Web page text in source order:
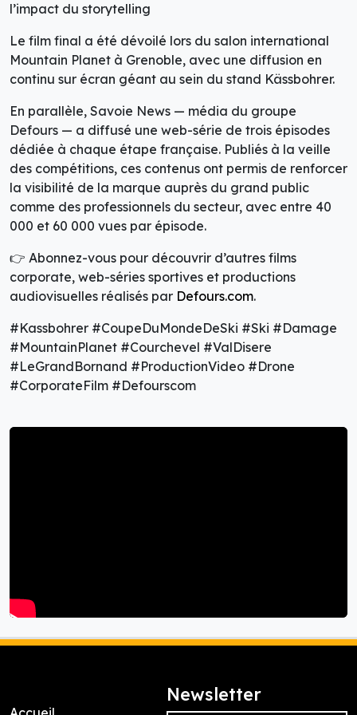
l’impact du storytelling
Le film final a été dévoilé lors du salon international
Mountain Planet à Grenoble, avec une diffusion en
continu sur écran géant au sein du stand Kässbohrer.
En parallèle, Savoie News — média du groupe
Defours — a diffusé une web-série de trois épisodes
dédiée à chaque étape française. Publiés à la veille
des compétitions, ces contenus ont permis de renforcer
la visibilité de la marque auprès du grand public
comme des professionnels du secteur, avec entre 40
000 et 60 000 vues par épisode.
👉 Abonnez-vous pour découvrir d’autres films
corporate, web-séries sportives et productions
audiovisuelles réalisés par Defours.com.
#Kassbohrer #CoupeDuMondeDeSki #Ski #Damage
#MountainPlanet #Courchevel #ValDisere
#LeGrandBornand #ProductionVideo #Drone
#CorporateFilm #Defourscom
Newsletter